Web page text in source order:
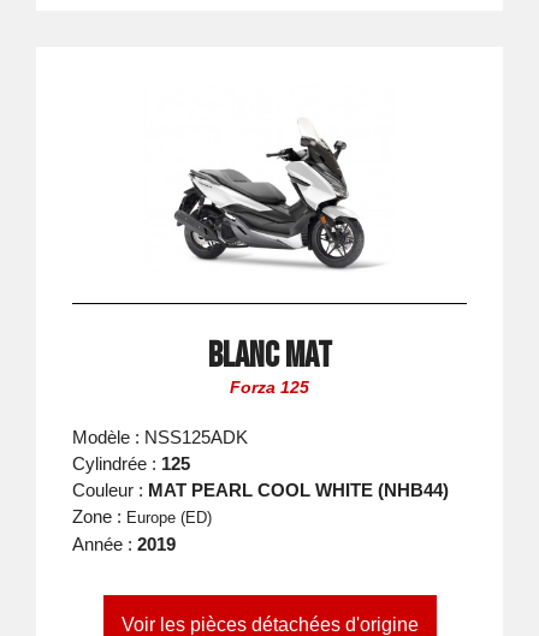
Blanc Mat
Forza 125
Modèle : NSS125ADK
Cylindrée : 125
Couleur : MAT PEARL COOL WHITE (NHB44)
Zone : Europe (ED)
Année : 2019
Voir les pièces détachées d'origine